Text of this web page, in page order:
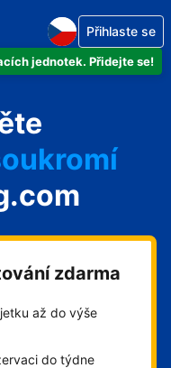
jednotek. Přidejte se!
Přihlaste se
zdarma
až do výše
do týdne